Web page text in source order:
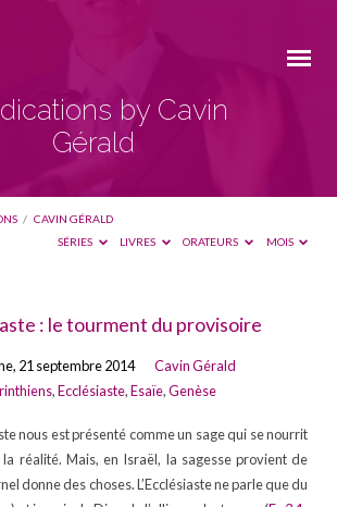
by Cavin
Gérald
/ CAVIN GÉRALD
SÉRIES
LIVRES ORATEURS MOIS
: le tourment du provisoire
21 septembre 2014
Cavin Gérald
,Ecclésiaste,Esaïe,Genèse
nous est présenté comme un sage qui se nourrit
la réalité. Mais, en Israël, la sagesse provient de
donne des choses. L’Ecclésiaste ne parle que du